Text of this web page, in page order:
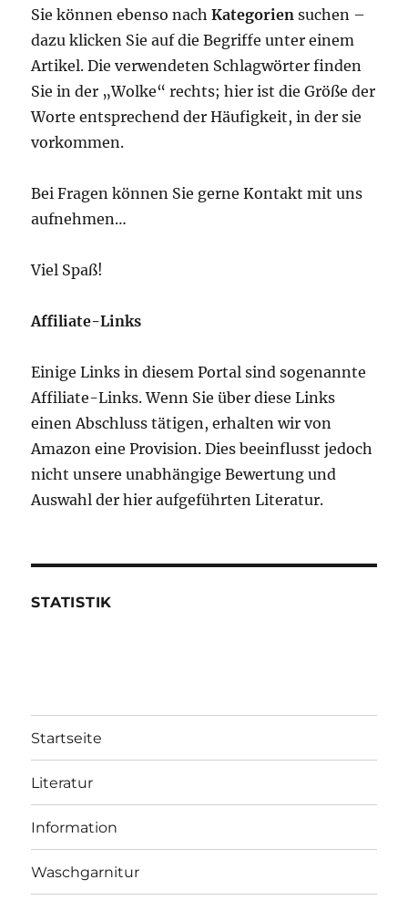
Sie können ebenso nachKategorien suchen –
dazu klicken Sie auf die Begriffe unter einem
Artikel. Die verwendeten Schlagwörter finden
Sie in der „Wolke“ rechts; hier ist die Größe der
Worte entsprechend der Häufigkeit, in der sie
vorkommen.
Bei Fragen können Sie gerne Kontakt mit uns
aufnehmen…
Viel Spaß!
Affiliate-Links
Einige Links in diesem Portal sind sogenannte
Affiliate-Links. Wenn Sie über diese Links
einen Abschluss tätigen, erhalten wir von
Amazon eine Provision. Dies beeinflusst jedoch
nicht unsere unabhängige Bewertung und
Auswahl der hier aufgeführten Literatur.
STATISTIK
Startseite
Literatur
Information
Waschgarnitur